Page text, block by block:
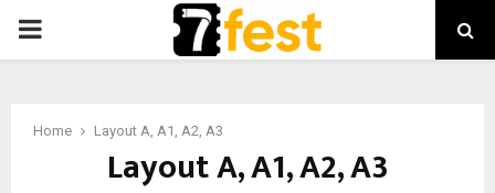
PRIMARY
Home Layout A, A1, A2, A3
Layout A, A1, A2, A3